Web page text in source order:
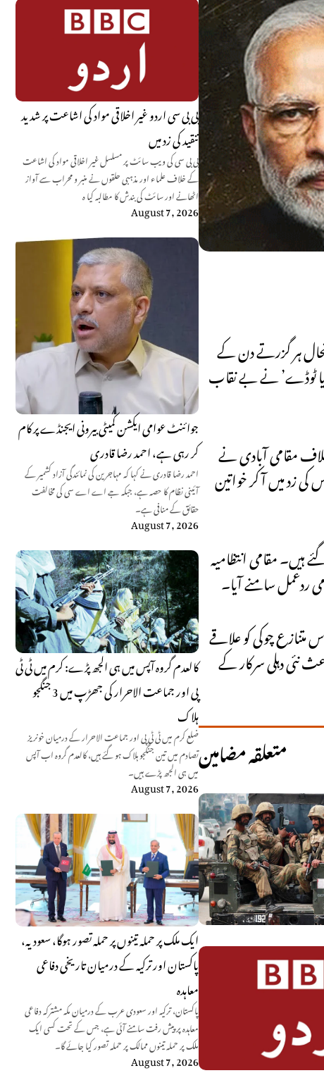
بی بی سی اردو غیر اخلاقی مواد کی اشاعت پر شدید
تنقید کی زد میں
بی بی سی کی ویب سائٹ پر مسلسل غیر اخلاقی مواد کی اشاعت
کے خلاف علماء اور مذہبی حلقوں نے منبر و محراب سے آواز
اٹھانے اور سائٹ کی بندش کا مطالبہ کیا ہ
August 7, 2026
جوائنٹ عوامی ایکشن کمیٹی بیرونی ایجنڈے پر کام
کر رہی ہے، احمد رضا قادری
احمد رضا قادری نے کہا کہ مہاجرین کی نمائندگی آزاد کشمیر کے
آئینی نظام کا حصہ ہے، جبکہ جے اے اے سی کی مخالفت
حقائق کے منافی ہے۔
August 7, 2026
کالعدم گروہ آپس میں ہی الجھ پڑے: کرم میں ٹی ٹی
پی اور جماعت الاحرار کی جھڑپ میں 3 جنگجو
ہلاک
ضلع کرم میں ٹی ٹی پی اور جماعت الاحرار کے درمیان خونریز
تصادم میں تین جنگجو ہلاک ہو گئے ہیں، کالعدم گروہ اب آپس
میں ہی الجھ پڑے ہیں۔
August 7, 2026
ایک ملک پر حملہ تینوں پر حملہ تصور ہوگا، سعودیہ،
پاکستان اور ترکیہ کے درمیان تاریخی دفاعی
معاہدہ
پاکستان، ترکیہ اور سعودی عرب کے درمیان مکہ مشترکہ دفاعی
معاہدہ پر پیش رفت سامنے آئی ہے، جس کے تحت کسی ایک
ملک پر حملہ تینوں ممالک پر حملہ تصور کیا جائے گا۔
August 7, 2026
ہر گزرتے دن کے
ٹوڈے’ نے بے نقاب
مقامی آبادی نے
کی زد میں آ کر خواتین
ہیں۔ مقامی انتظامیہ
ردعمل سامنے آیا۔
چوکی کو علاقے
نئی دہلی سرکار کے
متعلقہ مضامین